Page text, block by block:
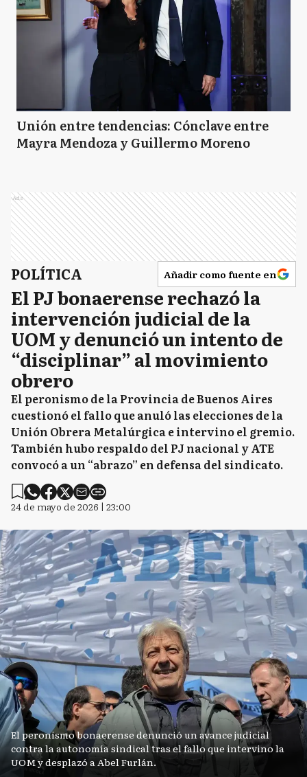
Unión entre tendencias: Cónclave entre
Mayra Mendoza y Guillermo Moreno
Ads
POLÍTICA Añadir como fuente en
El PJ bonaerense rechazó la
intervención judicial de la
UOM y denunció un intento de
“disciplinar” al movimiento
obrero
El peronismo de la Provincia de Buenos Aires
cuestionó el fallo que anuló las elecciones de la
Unión Obrera Metalúrgica e intervino el gremio.
También hubo respaldo del PJ nacional y ATE
convocó a un “abrazo” en defensa del sindicato.
24 de mayo de 2026 | 23:00
El peronismo bonaerense denunció un avance judicial
contra la autonomía sindical tras el fallo que intervino la
UOM y desplazó a Abel Furlán.